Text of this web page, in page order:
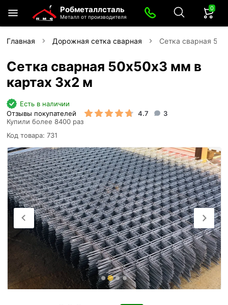
Робметаллсталь
Металл от производителя
0
Главная Дорожная сетка сварная Сетка сварная
Сетка сварная 50х50х3 мм в
картах 3х2 м
Есть в наличии
Отзывы покупателей
4.7
3
Купили более 8400 раз
Код товара: 731